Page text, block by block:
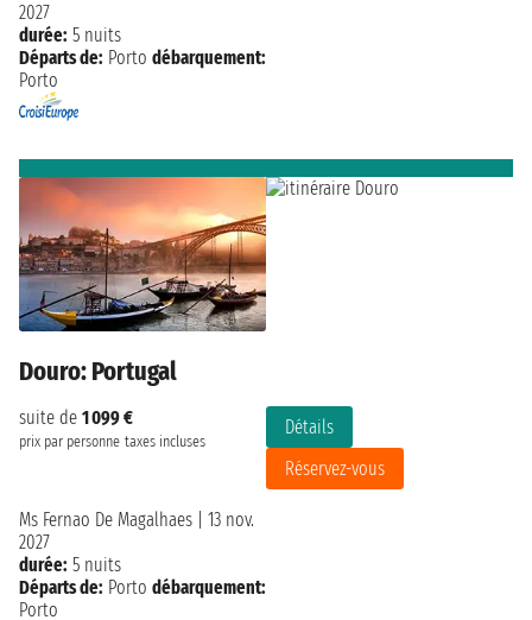
2027
durée: 5 nuits
Départs de: Porto débarquement:
Porto
Douro: Portugal
suite de 1 099 €
prix par personne taxes incluses
Détails
Réservez-vous
Ms Fernao De Magalhaes
13 nov.
2027
durée: 5 nuits
Départs de: Porto débarquement:
Porto